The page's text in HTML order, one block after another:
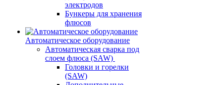
электродов
Бункеры для хранения
флюсов
Автоматическое оборудование
Автоматическая сварка под
слоем флюса (SAW)
Головки и горелки
(SAW)